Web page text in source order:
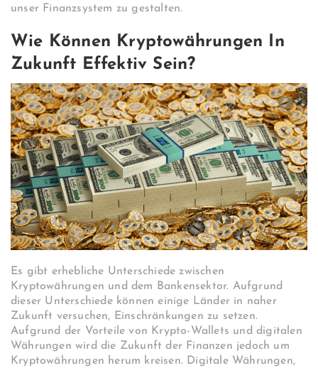
unser Finanzsystem zu gestalten.
Wie Können Kryptowährungen In
Zukunft Effektiv Sein?
Es gibt erhebliche Unterschiede zwischen
Kryptowährungen und dem Bankensektor. Aufgrund
dieser Unterschiede können einige Länder in naher
Zukunft versuchen, Einschränkungen zu setzen.
Aufgrund der Vorteile von Krypto-Wallets und digitalen
Währungen wird die Zukunft der Finanzen jedoch um
Kryptowährungen herum kreisen. Digitale Währungen,